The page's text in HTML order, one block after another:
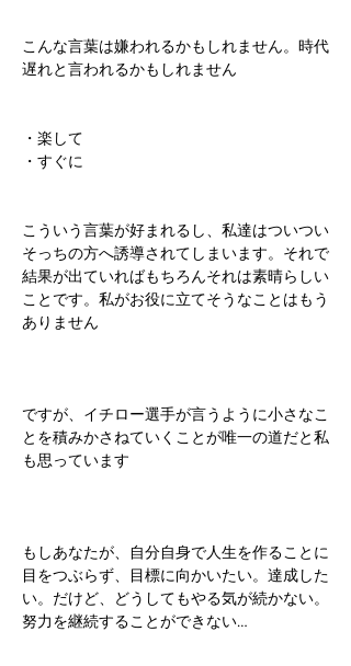
こんな言葉は嫌われるかもしれません。時代
遅れと言われるかもしれません
・楽して
・すぐに
こういう言葉が好まれるし、私達はついつい
そっちの方へ誘導されてしまいます。それで
結果が出ていればもちろんそれは素晴らしい
ことです。私がお役に立てそうなことはもう
ありません
ですが、イチロー選手が言うように小さなこ
とを積みかさねていくことが唯一の道だと私
も思っています
もしあなたが、自分自身で人生を作ることに
目をつぶらず、目標に向かいたい。達成した
い。だけど、どうしてもやる気が続かない。
努力を継続することができない…